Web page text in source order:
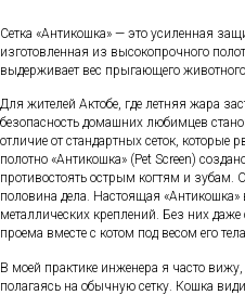
Сетка «Антикошка» — это усиленная
изготовленная из высокопрочного
выдерживает вес прыгающего животного
Для жителей Актобе, где летняя жара
безопасность домашних любимцев
отличие от стандартных сеток, которые
полотно «Антикошка» (Pet Screen)
противостоять острым когтям и зубам.
половина дела. Настоящая
металлических креплений. Без них
проема вместе с котом под весом его
В моей практике инженера я часто
полагаясь на обычную сетку. Кошка